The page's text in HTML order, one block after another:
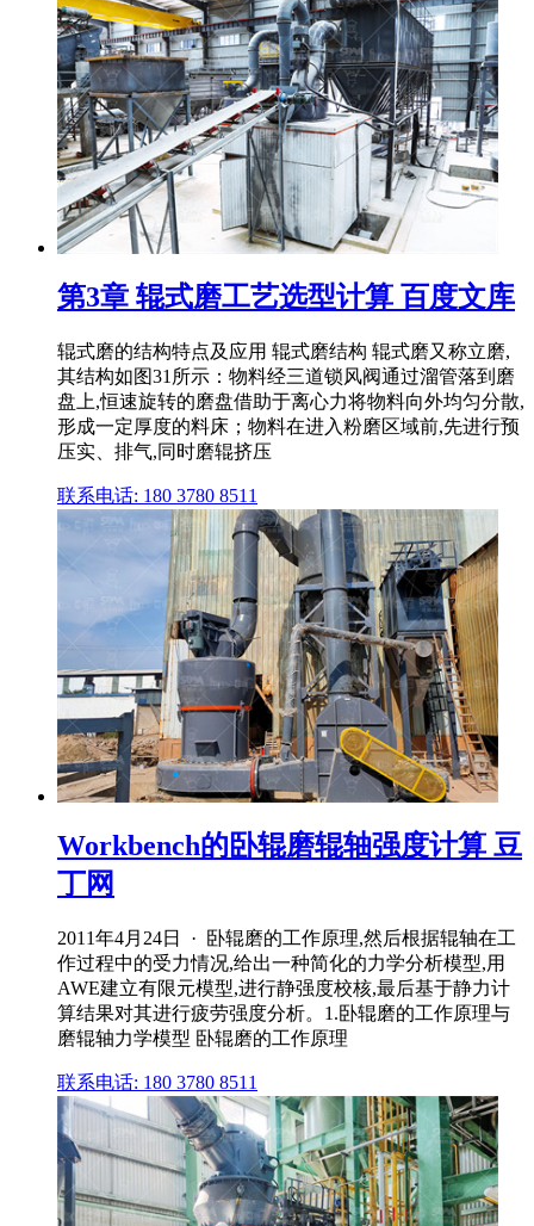
第3章 辊式磨工艺选型计算 百度文库
辊式磨的结构特点及应用 辊式磨结构 辊式磨又称立磨,
其结构如图31所示：物料经三道锁风阀通过溜管落到磨
盘上,恒速旋转的磨盘借助于离心力将物料向外均匀分散,
形成一定厚度的料床；物料在进入粉磨区域前,先进行预
压实、排气,同时磨辊挤压
联系电话: 180 3780 8511
Workbench的卧辊磨辊轴强度计算 豆
丁网
2011年4月24日 · 卧辊磨的工作原理,然后根据辊轴在工
作过程中的受力情况,给出一种简化的力学分析模型,用
AWE建立有限元模型,进行静强度校核,最后基于静力计
算结果对其进行疲劳强度分析。1.卧辊磨的工作原理与
磨辊轴力学模型 卧辊磨的工作原理
联系电话: 180 3780 8511